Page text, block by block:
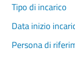
Tipo di incarico
Data inizio
Persona di